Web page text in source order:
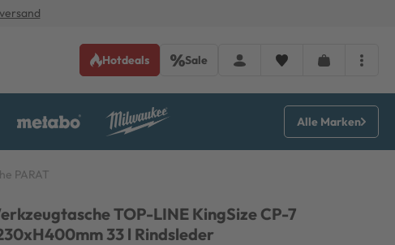
Hotdeals Sale
Alle Marken
PARAT
TOP-LINE KingSize CP-7
33 l Rindsleder